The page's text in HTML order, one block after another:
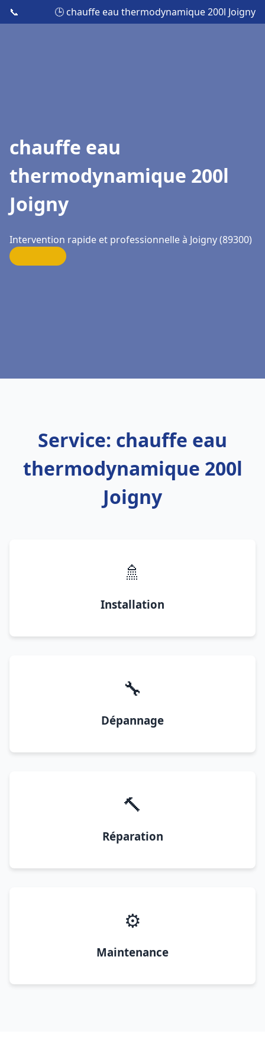
📞 🕒 chauffe eau thermodynamique 200l Joigny
chauffe eau
thermodynamique 200l
Joigny
Intervention rapide et professionnelle à Joigny (89300)
Service: chauffe eau
thermodynamique 200l
Joigny
🚿
Installation
🔧
Dépannage
🔨
Réparation
⚙️
Maintenance